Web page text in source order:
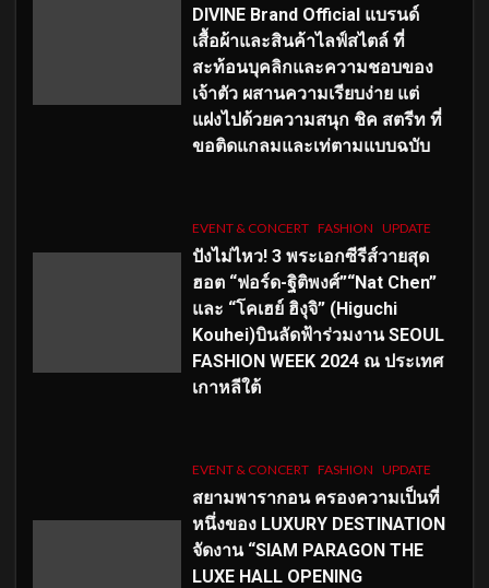
DIVINE Brand Official แบรนด์
เสื้อผ้าและสินค้าไลฟ์สไตล์ ที่
สะท้อนบุคลิกและความชอบของ
เจ้าตัว ผสานความเรียบง่าย แต่
แฝงไปด้วยความสนุก ชิค สตรีท ที่
ขอติดแกลมและเท่ตามแบบฉบับ
EVENT & CONCERT FASHION UPDATE
ปังไม่ไหว! 3 พระเอกซีรีส์วายสุด
ฮอต “ฟอร์ด-ฐิติพงศ์”“Nat Chen”
และ “โคเฮย์ ฮิงุจิ” (Higuchi
Kouhei)บินลัดฟ้าร่วมงาน SEOUL
FASHION WEEK 2024 ณ ประเทศ
เกาหลีใต้
EVENT & CONCERT FASHION UPDATE
สยามพารากอน ครองความเป็นที่
หนึ่งของ LUXURY DESTINATION
จัดงาน “SIAM PARAGON THE
LUXE HALL OPENING